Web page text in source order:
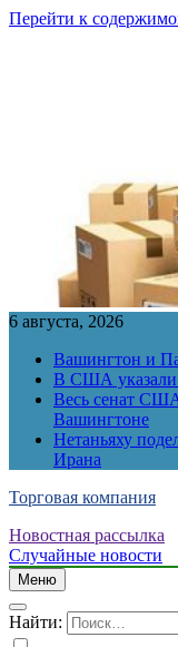
Перейти к
6 августа, 2026
Вашингтон и
В США указали
Весь сенат США
Вашингтоне
Нетаньяху
Ирана
Торговая компания
Новостная рассылка
Случайные новости
Меню
Найти: